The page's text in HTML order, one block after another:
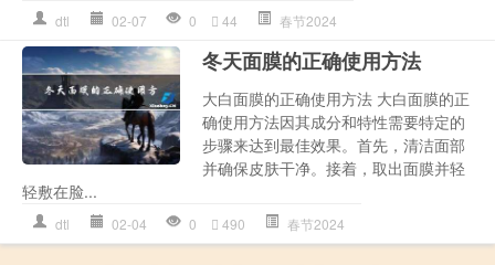
dtl 02-07 0 44 春节2024
冬天面膜的正确使用方法
大白面膜的正确使用方法 大白面膜的正
确使用方法因其成分和特性需要特定的
步骤来达到最佳效果。首先，清洁面部
并确保皮肤干净。接着，取出面膜并轻
轻敷在脸...
dtl 02-04 0 490 春节2024